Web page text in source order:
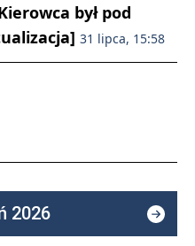
był pod
31 lipca, 15:58
2026